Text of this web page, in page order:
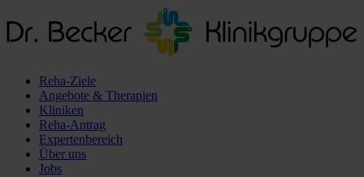
Reha-Ziele
Angebote & Therapien
Kliniken
Reha-Antrag
Expertenbereich
Über uns
Jobs